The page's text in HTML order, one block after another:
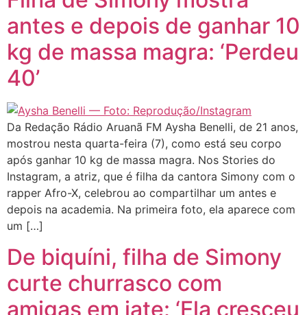
antes e depois de ganhar 10
kg de massa magra: ‘Perdeu
40’
Da Redação Rádio Aruanã FM Aysha Benelli, de 21 anos,
mostrou nesta quarta-feira (7), como está seu corpo
após ganhar 10 kg de massa magra. Nos Stories do
Instagram, a atriz, que é filha da cantora Simony com o
rapper Afro-X, celebrou ao compartilhar um antes e
depois na academia. Na primeira foto, ela aparece com
um […]
De biquíni, filha de Simony
curte churrasco com
amigas em iate: ‘Ela cresceu